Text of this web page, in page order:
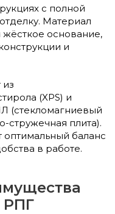
с полной
Материал
основание,
и
из
(XPS) и
(стекломагниевый
стружечная плита).
оптимальный баланс
в работе.
РПГ